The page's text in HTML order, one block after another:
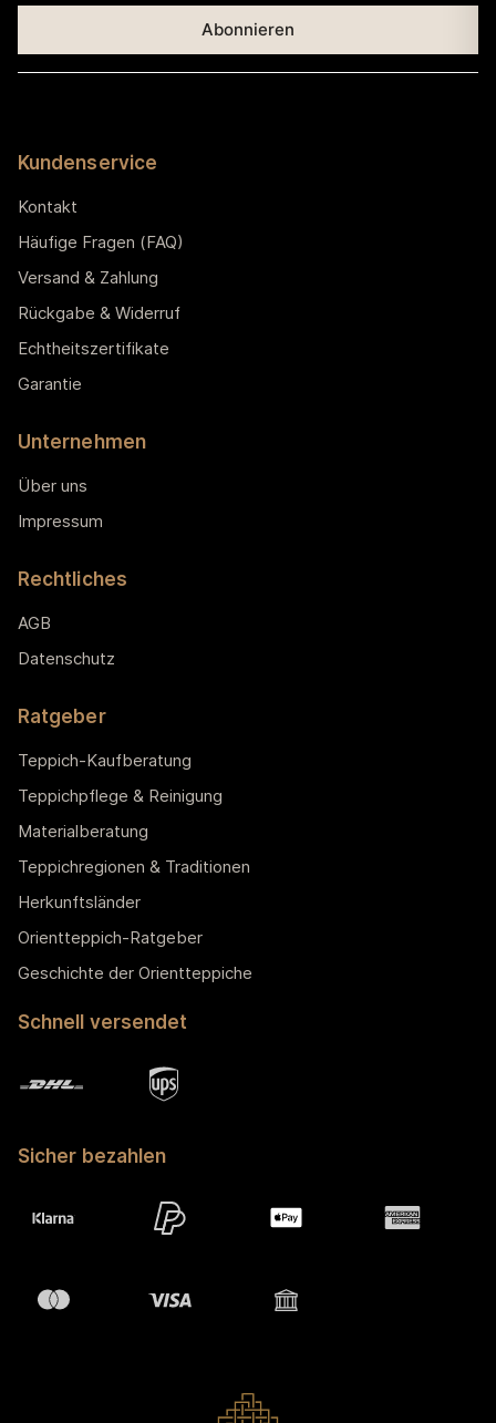
Kundenservice
Kontakt
Häufige Fragen (FAQ)
Versand & Zahlung
Rückgabe & Widerruf
Echtheitszertifikate
Garantie
Unternehmen
Über uns
Impressum
Rechtliches
AGB
Datenschutz
Ratgeber
Teppich-Kaufberatung
Teppichpflege & Reinigung
Materialberatung
Teppichregionen & Traditionen
Herkunftsländer
Orientteppich-Ratgeber
Geschichte der Orientteppiche
Schnell versendet
Sicher bezahlen